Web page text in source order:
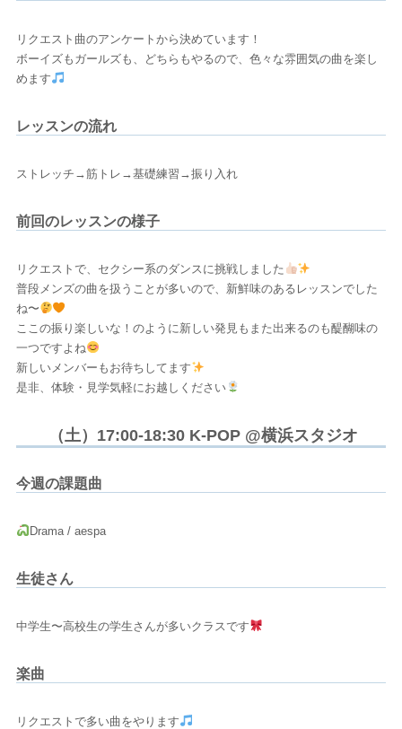
リクエスト曲のアンケートから決めています！
ボーイズもガールズも、どちらもやるので、色々な雰囲気の曲を楽し
めます
レッスンの流れ
ストレッチ→筋トレ→基礎練習→振り入れ
前回のレッスンの様子
リクエストで、セクシー系のダンスに挑戦しました
普段メンズの曲を扱うことが多いので、新鮮味のあるレッスンでした
ね〜
ここの振り楽しいな！のように新しい発見もまた出来るのも醍醐味の
一つですよね
新しいメンバーもお待ちしてます
是非、体験・見学気軽にお越しください
（土）17:00-18:30 K-POP @横浜スタジオ
今週の課題曲
Drama / aespa
生徒さん
中学生〜高校生の学生さんが多いクラスです
楽曲
リクエストで多い曲をやります